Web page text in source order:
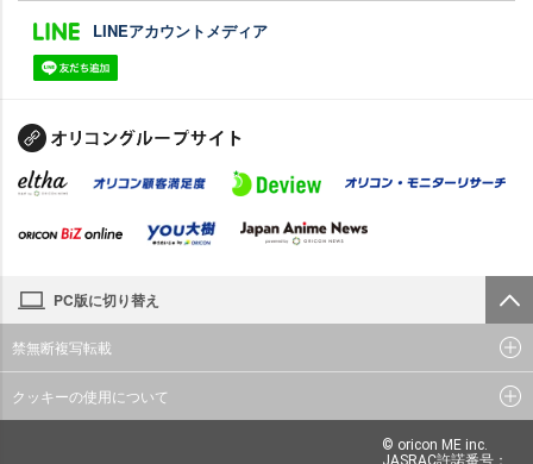
LINEアカウントメディア
PC版に切り替え
禁無断複写転載
クッキーの使用について
© oricon ME inc.
JASRAC許諾番号：